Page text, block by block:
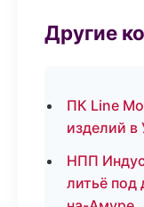
Другие
ПК Line
изделий в
НПП
литьё под